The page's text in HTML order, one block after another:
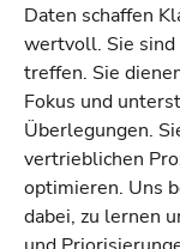
Daten schaffen
wertvoll. Sie sind
treffen. Sie
Fokus und
Überlegungen.
vertrieblichen
optimieren. Uns
dabei, zu lernen